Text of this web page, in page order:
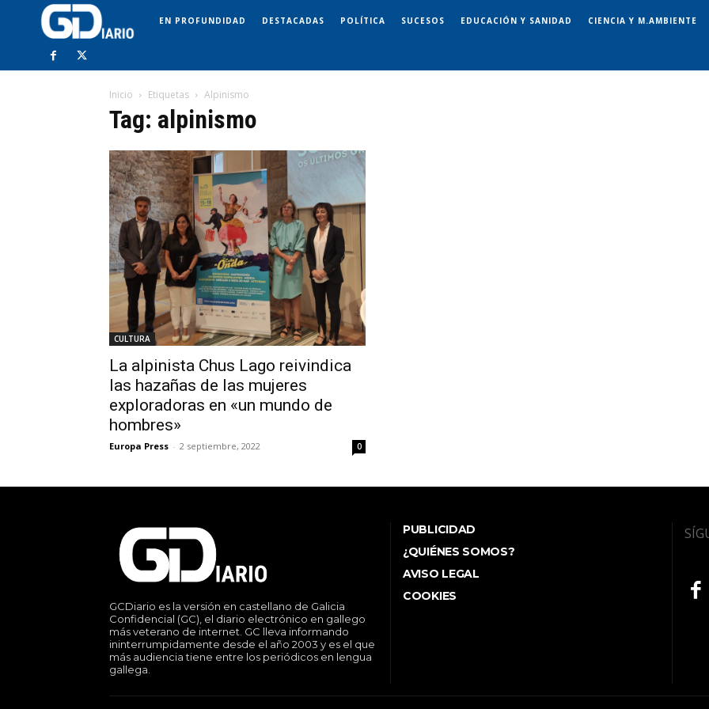
EN PROFUNDIDAD DESTACADAS POLÍTICA SUCESOS EDUCACIÓN Y SANIDAD CIENCIA Y M.AMBIENTE
Inicio Etiquetas Alpinismo
Tag: alpinismo
CULTURA
La alpinista Chus Lago reivindica
las hazañas de las mujeres
exploradoras en «un mundo de
hombres»
Europa Press - 2 septiembre, 2022 0
GCDiario es la versión en castellano de Galicia
Confidencial (GC), el diario electrónico en gallego
más veterano de internet. GC lleva informando
ininterrumpidamente desde el año 2003 y es el que
más audiencia tiene entre los periódicos en lengua
gallega.
PUBLICIDAD
¿QUIÉNES SOMOS?
AVISO LEGAL
COOKIES